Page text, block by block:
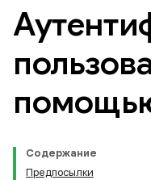
Содержание
Предпосылки